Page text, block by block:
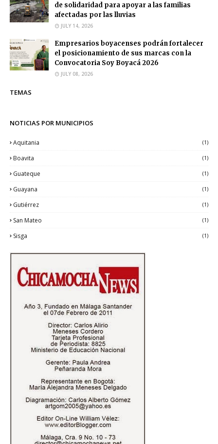
de solidaridad para apoyar a las familias
afectadas por las lluvias
JULY 14, 2026
Empresarios boyacenses podrán fortalecer
el posicionamiento de sus marcas con la
Convocatoria Soy Boyacá 2026
JULY 08, 2026
TEMAS
NOTICIAS POR MUNICIPIOS
Aquitania (1)
Boavita (1)
Guateque (1)
Guayana (1)
Gutiérrez (1)
San Mateo (1)
Sisga (1)